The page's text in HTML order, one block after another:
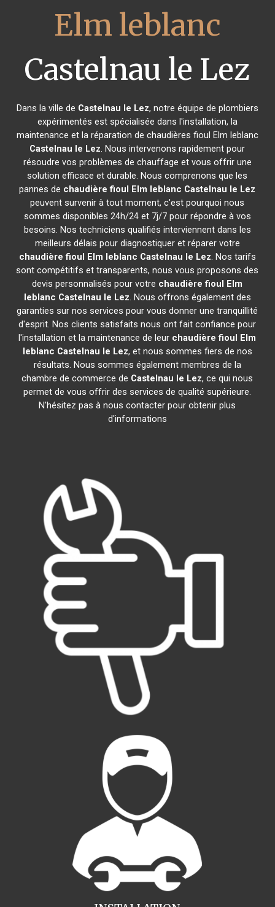
Elm leblanc
Castelnau le Lez
Dans la ville de Castelnau le Lez, notre équipe de plombiers
expérimentés est spécialisée dans l'installation, la
maintenance et la réparation de chaudières fioul Elm leblanc
Castelnau le Lez. Nous intervenons rapidement pour
résoudre vos problèmes de chauffage et vous offrir une
solution efficace et durable. Nous comprenons que les
pannes de chaudière fioul Elm leblanc Castelnau le Lez
peuvent survenir à tout moment, c'est pourquoi nous
sommes disponibles 24h/24 et 7j/7 pour répondre à vos
besoins. Nos techniciens qualifiés interviennent dans les
meilleurs délais pour diagnostiquer et réparer votre
chaudière fioul Elm leblanc Castelnau le Lez. Nos tarifs
sont compétitifs et transparents, nous vous proposons des
devis personnalisés pour votre chaudière fioul Elm
leblanc Castelnau le Lez. Nous offrons également des
garanties sur nos services pour vous donner une tranquillité
d'esprit. Nos clients satisfaits nous ont fait confiance pour
l'installation et la maintenance de leur chaudière fioul Elm
leblanc Castelnau le Lez, et nous sommes fiers de nos
résultats. Nous sommes également membres de la
chambre de commerce de Castelnau le Lez, ce qui nous
permet de vous offrir des services de qualité supérieure.
N'hésitez pas à nous contacter pour obtenir plus
d'informations